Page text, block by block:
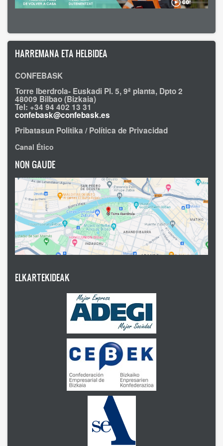
HARREMANA ETA HELBIDEA
CONFEBASK
Torre Iberdrola- Euskadi Pl. 5, 9ª planta, Dpto 2
48009 Bilbao (Bizkaia)
Tel: +34 94 402 13 31
confebask@confebask.es
Pribatasun Politika / Política de Privacidad
Canal Ético
NON GAUDE
ELKARTEKIDEAK